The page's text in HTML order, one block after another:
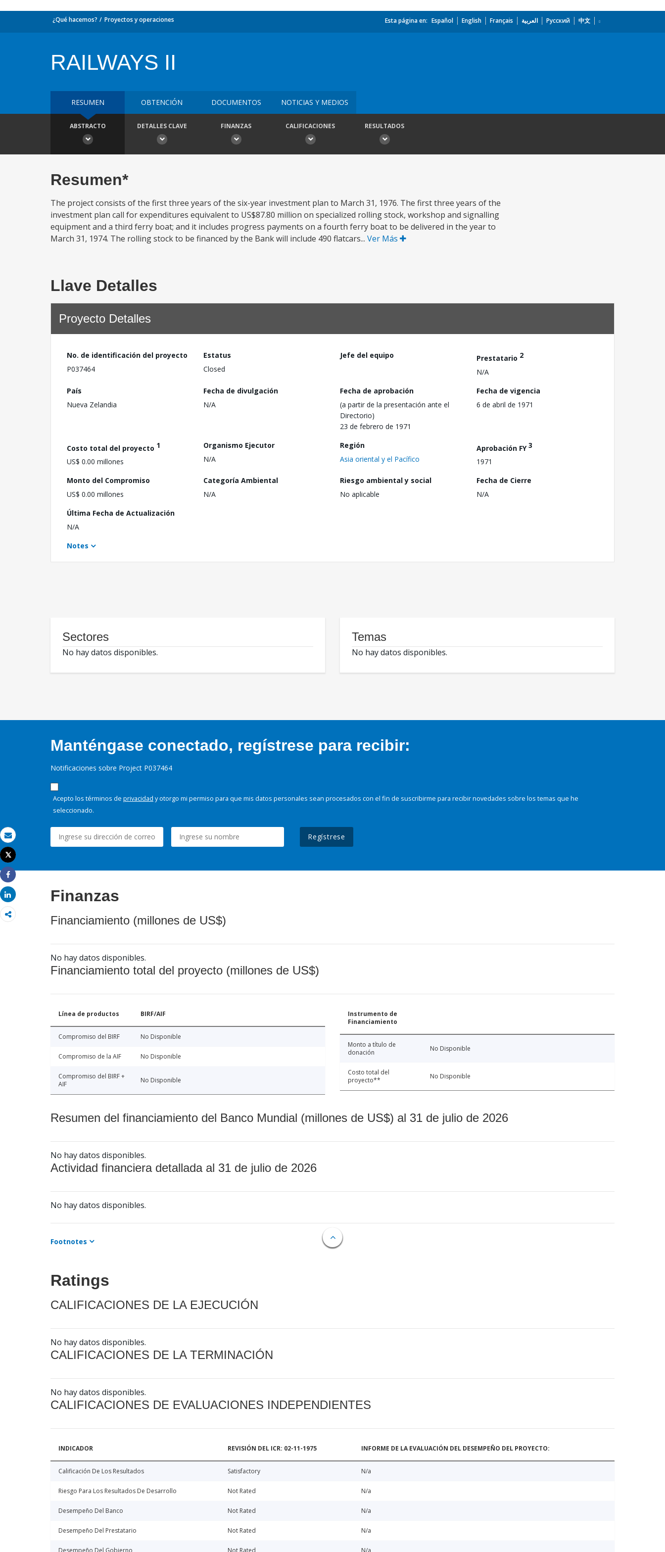
Correo electrónico
Imprimir
Tweet
Share
Share
¿Qué hacemos? Proyectos y operaciones Esta página en: Español English Français العربية Русский 中文
RAILWAYS II
RESUMEN OBTENCIÓN DOCUMENTOS NOTICIAS Y MEDIOS
ABSTRACTO DETALLES CLAVE FINANZAS CALIFICACIONES RESULTADOS
Resumen*
The project consists of the first three years of the six-year investment plan to March 31, 1976. The first three years of the
investment plan call for expenditures equivalent to US$87.80 million on specialized rolling stock, workshop and signalling
equipment and a third ferry boat; and it includes progress payments on a fourth ferry boat to be delivered in the year to
March 31, 1974. The rolling stock to be financed by the Bank will include 490 flatcars... Ver Más
Llave Detalles
Proyecto Detalles
No. de identificación del proyecto
P037464
Estatus
Closed
Jefe del equipo Prestatario 2
N/A
País
Nueva Zelandia
Fecha de divulgación
N/A
Fecha de aprobación
(a partir de la presentación ante el
Directorio)
23 de febrero de 1971
Fecha de vigencia
6 de abril de 1971
Costo total del proyecto 1
US$ 0.00 millones
Organismo Ejecutor
N/A
Región
Asia oriental y el Pacífico
Aprobación FY3
1971
Monto del Compromiso
US$ 0.00 millones
Categoría Ambiental
N/A
Riesgo ambiental y social
No aplicable
Fecha de Cierre
N/A
Última Fecha de Actualización
N/A
Notes
Sectores
No hay datos disponibles.
Temas
No hay datos disponibles.
Manténgase conectado, regístrese para recibir:
Notificaciones sobre Project P037464
Acepto los términos de privacidad y otorgo mi permiso para que mis datos personales sean procesados con el fin de suscribirme para recibir novedades sobre los temas que he
seleccionado.
Regístrese
Finanzas
Financiamiento (millones de US$)
No hay datos disponibles.
Financiamiento total del proyecto (millones de US$)
Línea de productos BIRF/AIF
Compromiso del BIRF No Disponible
Compromiso de la AIF No Disponible
Compromiso del BIRF +
AIF
No Disponible
Instrumento de
Financiamiento
Monto a título de
donación
No Disponible
Costo total del
proyecto**
No Disponible
Resumen del financiamiento del Banco Mundial (millones de US$) al 31 de julio de 2026
No hay datos disponibles.
Actividad financiera detallada al 31 de julio de 2026
No hay datos disponibles.
Footnotes
Ratings
CALIFICACIONES DE LA EJECUCIÓN
No hay datos disponibles.
CALIFICACIONES DE LA TERMINACIÓN
No hay datos disponibles.
CALIFICACIONES DE EVALUACIONES INDEPENDIENTES
INDICADOR REVISIÓN DEL ICR: 02-11-1975 INFORME DE LA EVALUACIÓN DEL DESEMPEÑO DEL PROYECTO:
Calificación De Los Resultados Satisfactory N/a
Riesgo Para Los Resultados De Desarrollo Not Rated N/a
Desempeño Del Banco Not Rated N/a
Desempeño Del Prestatario Not Rated N/a